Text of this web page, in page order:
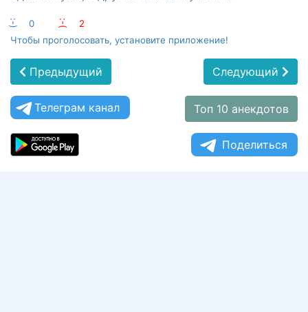
:-) 0 :-(
2
Чтобы проголосовать, установите приложение!
Предыдущий Следующий
Телеграм канал Топ 10 анекдотов
Поделиться